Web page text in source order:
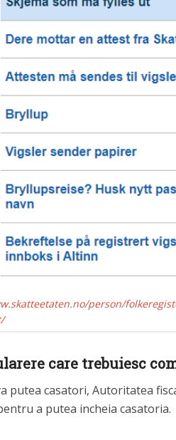
person/
care trebuiesc
putea casatori, Autoritatea
a putea incheia casatoria.